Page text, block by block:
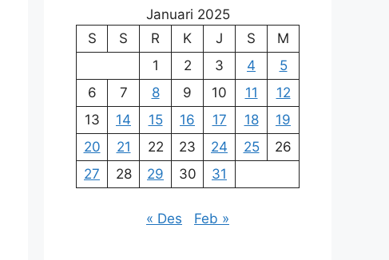
Januari 2025
S
S R K J S
M
1
2 3 4
5
6
7 8 9 10 11
12
13
14 15 16 17 18
19
20
21 22 23 24 25
26
27
28 29 30 31
« Des Feb »